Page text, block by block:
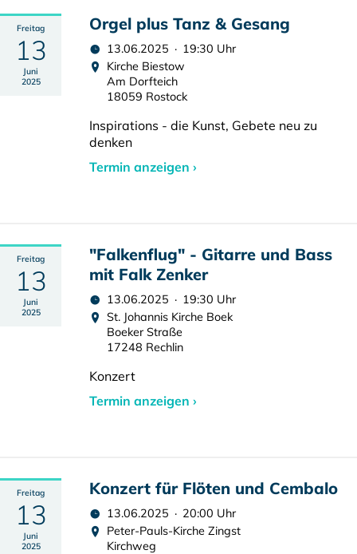
Freitag
13
Juni
2025
Orgel plus Tanz & Gesang
13.06.2025 · 19:30 Uhr
Kirche Biestow
Am Dorfteich
18059 Rostock
Inspirations - die Kunst, Gebete neu zu
denken
Termin anzeigen ›
Freitag
13
Juni
2025
"Falkenflug" - Gitarre und Bass
mit Falk Zenker
13.06.2025 · 19:30 Uhr
St. Johannis Kirche Boek
Boeker Straße
17248 Rechlin
Konzert
Termin anzeigen ›
Freitag
13
Juni
2025
Konzert für Flöten und Cembalo
13.06.2025 · 20:00 Uhr
Peter-Pauls-Kirche Zingst
Kirchweg